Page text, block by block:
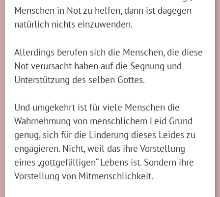
Menschen in Not zu helfen, dann ist dagegen
natürlich nichts einzuwenden.
Allerdings berufen sich die Menschen, die diese
Not verursacht haben auf die Segnung und
Unterstützung des selben Gottes.
Und umgekehrt ist für viele Menschen die
Wahrnehmung von menschlichem Leid Grund
genug, sich für die Linderung dieses Leides zu
engagieren. Nicht, weil das ihre Vorstellung
eines „gottgefälligen“ Lebens ist. Sondern ihre
Vorstellung von Mitmenschlichkeit.